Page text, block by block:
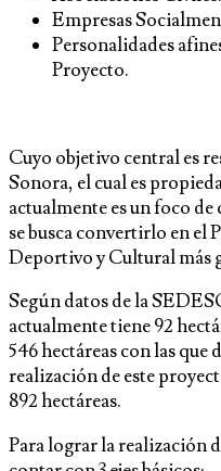
Empresas
Personalidades
Proyecto.
Cuyo objetivo central es
Sonora, el cual es
actualmente es un foco
se busca convertirlo en el
Deportivo y Cultural más
Según datos de la
actualmente tiene 92
546 hectáreas con las que
realización de este
892 hectáreas.
Para lograr la realización